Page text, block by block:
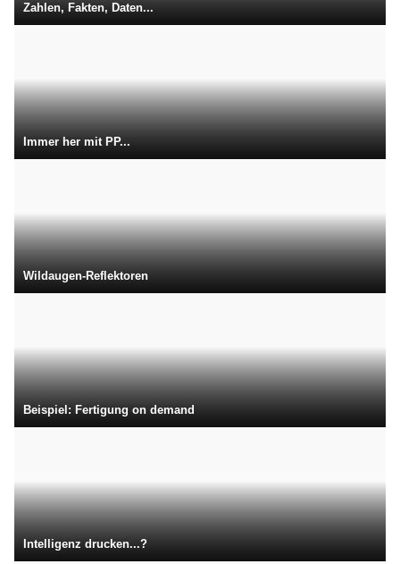
Zahlen, Fakten, Daten...
Immer her mit PP...
Wildaugen-Reflektoren
Beispiel: Fertigung on demand
Intelligenz drucken...?